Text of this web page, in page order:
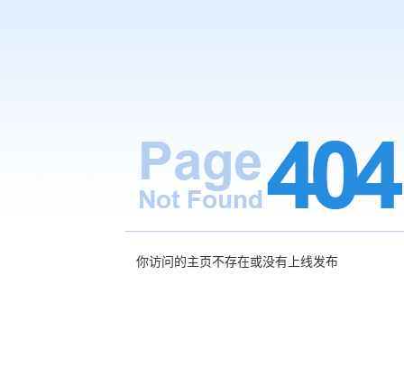
你访问的主页不存在或没有上线发布